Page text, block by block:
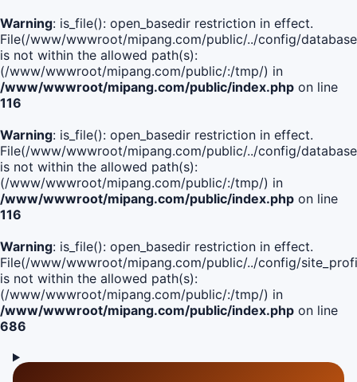
Warning: is_file(): open_basedir restriction in effect.
File(/www/wwwroot/mipang.com/public/../config/
is not within the allowed path(s):
(/www/wwwroot/mipang.com/public/:/tmp/) in
/www/wwwroot/mipang.com/public/index.php on line
116
Warning: is_file(): open_basedir restriction in effect.
File(/www/wwwroot/mipang.com/public/../config/
is not within the allowed path(s):
(/www/wwwroot/mipang.com/public/:/tmp/) in
/www/wwwroot/mipang.com/public/index.php on line
116
Warning: is_file(): open_basedir restriction in effect.
File(/www/wwwroot/mipang.com/public/../config/
is not within the allowed path(s):
(/www/wwwroot/mipang.com/public/:/tmp/) in
/www/wwwroot/mipang.com/public/index.php on line
686